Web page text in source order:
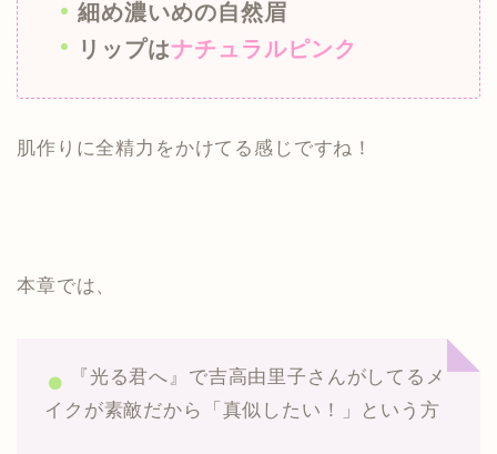
細め濃いめの自然眉
リップはナチュラルピンク
肌作りに全精力をかけてる感じですね！
本章では、
『光る君へ』で吉高由里子さんがしてるメ
イクが素敵だから「真似したい！」という方